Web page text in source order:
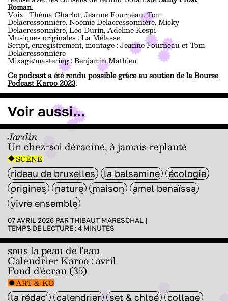
Roman.
Voix : Thèma Charlot, Jeanne Fourneau, Tom
Delacressonnière, Noémie Delacressonnière, Micky
Delacressonnière, Léo Durin, Adeline Kespi
Musiques originales : La Mélasse
Script, enregistrement, montage : Jeanne Fourneau et Tom
Delacressonnière
Mixage/mastering : Benjamin Mathieu
Ce podcast a été rendu possible grâce au soutien de laBourse
Podcast Karoo 2023.
Voir aussi...
Jardin
Un chez-soi déraciné, à jamais replanté
SCÈNE
rideau de bruxelles la balsamine
écologie
origines
nature maison
amel benaïssa
vivre ensemble
07 AVRIL 2026 PARTHIBAUT MARESCHAL |
TEMPS DE LECTURE : 4 MINUTES
sous la peau de l'eau
Calendrier Karoo : avril
Fond d'écran (35)
ART & KO
la rédac' calendrier set & chloé
collage